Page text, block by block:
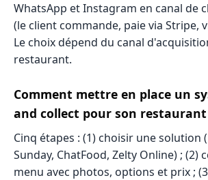
WhatsApp et Instagram en canal de
(le client commande, paie via Stripe,
Le choix dépend du canal
restaurant.
Comment mettre en place un
and collect pour son restaurant
Cinq étapes : (1) choisir une solution
Sunday, ChatFood, Zelty Online) ; (2)
menu avec photos, options et prix ;